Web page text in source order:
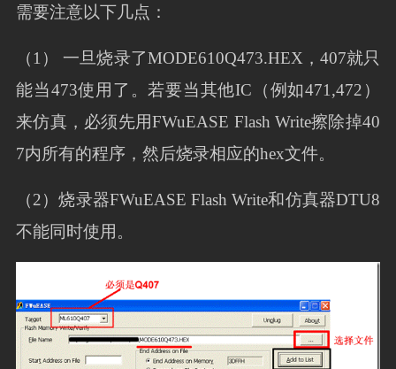
需要注意以下几点：
（1） 一旦烧录了MODE610Q473.HEX，407就只
能当473使用了。若要当其他IC（例如471,472）
来仿真，必须先用FWuEASE Flash Write擦除掉40
7内所有的程序，然后烧录相应的hex文件。
（2）烧录器FWuEASE Flash Write和仿真器DTU8
不能同时使用。